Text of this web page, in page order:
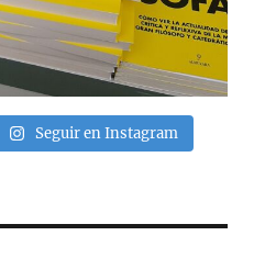
Seguir en Instagram